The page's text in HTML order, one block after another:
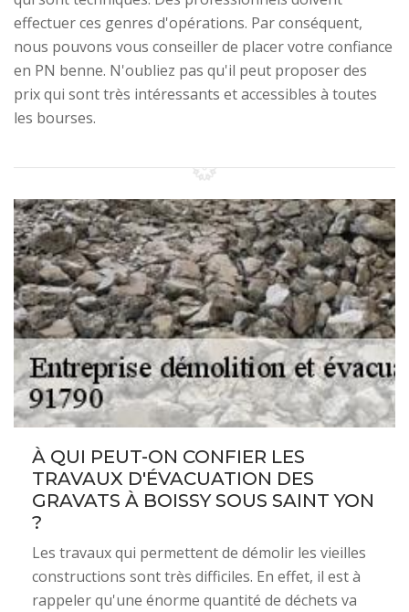
effectuer ces genres d'opérations. Par conséquent,
nous pouvons vous conseiller de placer votre confiance
en PN benne. N'oubliez pas qu'il peut proposer des
prix qui sont très intéressants et accessibles à toutes
les bourses.
À QUI PEUT-ON CONFIER LES
TRAVAUX D'ÉVACUATION DES
GRAVATS À BOISSY SOUS SAINT YON
?
Les travaux qui permettent de démolir les vieilles
constructions sont très difficiles. En effet, il est à
rappeler qu'une énorme quantité de déchets va